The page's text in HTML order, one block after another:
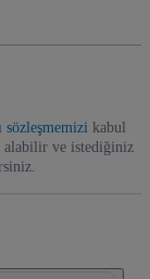
sözleşmemizikabul
ve istediğiniz